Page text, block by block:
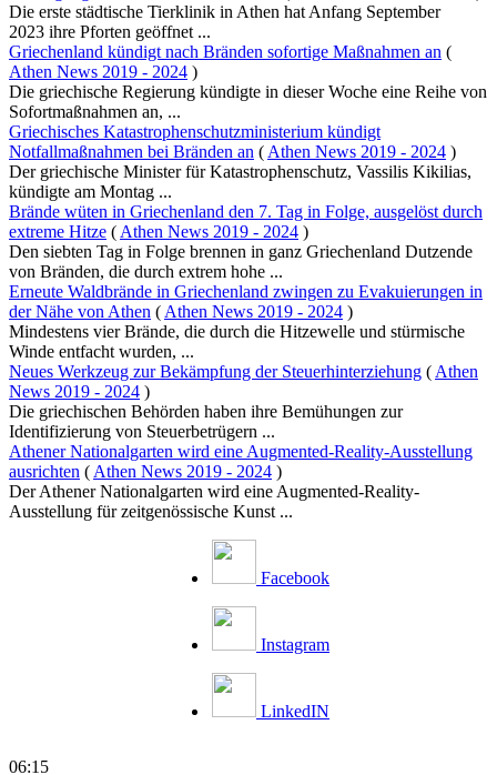
Die erste städtische Tierklinik in Athen hat Anfang September
2023 ihre Pforten geöffnet ...
Griechenland kündigt nach Bränden sofortige Maßnahmen an (
Athen News 2019 - 2024 )
Die griechische Regierung kündigte in dieser Woche eine Reihe von
Sofortmaßnahmen an, ...
Griechisches Katastrophenschutzministerium kündigt
Notfallmaßnahmen bei Bränden an ( Athen News 2019 - 2024 )
Der griechische Minister für Katastrophenschutz, Vassilis Kikilias,
kündigte am Montag ...
Brände wüten in Griechenland den 7. Tag in Folge, ausgelöst durch
extreme Hitze ( Athen News 2019 - 2024 )
Den siebten Tag in Folge brennen in ganz Griechenland Dutzende
von Bränden, die durch extrem hohe ...
Erneute Waldbrände in Griechenland zwingen zu Evakuierungen in
der Nähe von Athen ( Athen News 2019 - 2024 )
Mindestens vier Brände, die durch die Hitzewelle und stürmische
Winde entfacht wurden, ...
Neues Werkzeug zur Bekämpfung der Steuerhinterziehung ( Athen
News 2019 - 2024 )
Die griechischen Behörden haben ihre Bemühungen zur
Identifizierung von Steuerbetrügern ...
Athener Nationalgarten wird eine Augmented-Reality-Ausstellung
ausrichten ( Athen News 2019 - 2024 )
Der Athener Nationalgarten wird eine Augmented-Reality-
Ausstellung für zeitgenössische Kunst ...
Facebook
Instagram
LinkedIN
06:15